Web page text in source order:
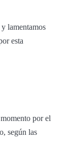
lamentamos
esta
por el
según las